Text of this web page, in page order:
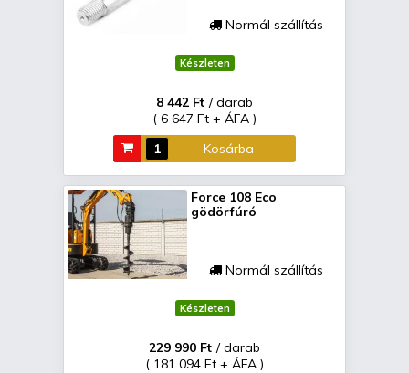
Normál szállítás
Készleten
8 442 Ft / darab
( 6 647 Ft + ÁFA )
Kosárba
Force 108 Eco
gödörfúró
Normál szállítás
Készleten
229 990 Ft / darab
( 181 094 Ft + ÁFA )